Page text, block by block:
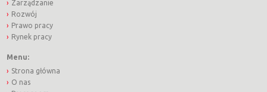
Zarządzanie
Rozwój
Prawo pracy
Rynek pracy
Menu:
Strona główna
O nas